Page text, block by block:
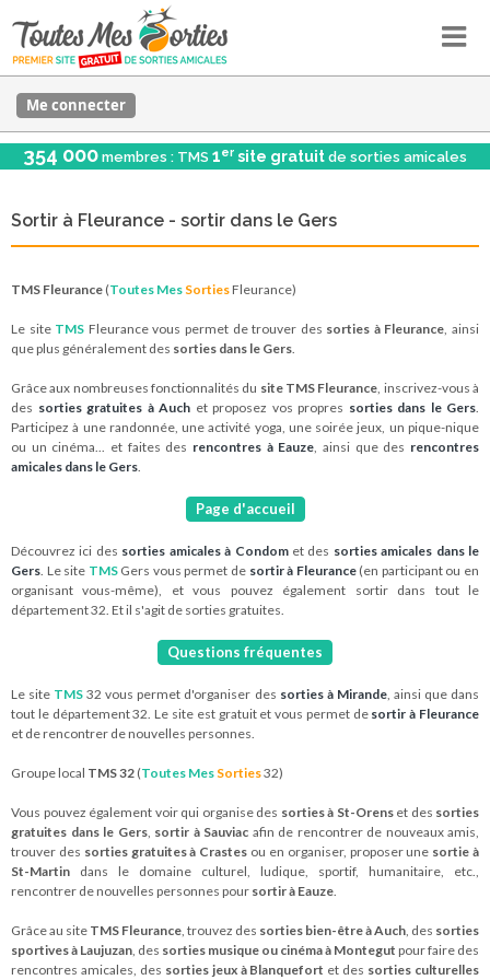
Me connecter
354 000 membres : TMS 1er site gratuit de sorties amicales
Sortir à Fleurance - sortir dans le Gers
TMS Fleurance (Toutes Mes SortiesFleurance)
Le site TMS Fleurance vous permet de trouver des sorties à Fleurance, ainsi
que plus généralement des sorties dans le Gers.
Grâce aux nombreuses fonctionnalités du site TMS Fleurance, inscrivez-vous à
des sorties gratuites à Auch et proposez vos propres sorties dans le Gers.
Participez à une randonnée, une activité yoga, une soirée jeux, un pique-nique
ou un cinéma... et faites des rencontres à Eauze, ainsi que des rencontres
amicales dans le Gers.
Page d'accueil
Découvrez ici des sorties amicales à Condomet des sorties amicales dans le
Gers. Le site TMSGers vous permet de sortir à Fleurance(en participant ou en
organisant vous-même), et vous pouvez également sortir dans tout le
département 32. Et il s'agit de sorties gratuites.
Questions fréquentes
Le site TMS 32 vous permet d'organiser des sorties à Mirande, ainsi que dans
tout le département 32. Le site est gratuit et vous permet de sortir à Fleurance
et de rencontrer de nouvelles personnes.
Groupe local TMS 32 (Toutes Mes Sorties32)
Vous pouvez également voir qui organise des sorties à St-Orenset des sorties
gratuites dans le Gers, sortir à Sauviac afin de rencontrer de nouveaux amis,
trouver des sorties gratuites à Crastes ou en organiser, proposer une sortie à
St-Martin dans le domaine culturel, ludique, sportif, humanitaire, etc.,
rencontrer de nouvelles personnes pour sortir à Eauze.
Grâce au site TMS Fleurance, trouvez des sorties bien-être à Auch, des sorties
sportives à Laujuzan, des sorties musique ou cinéma à Montegut pour faire des
rencontres amicales, des sorties jeux à Blanquefort et des sorties culturelles